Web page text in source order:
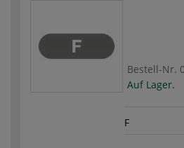
Bestell-Nr.
Auf Lager.
F